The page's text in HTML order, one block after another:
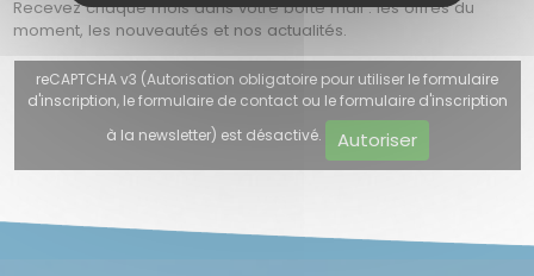
Recevez chaque mois dans votre boîte mail : les offres du
moment, les nouveautés et nos actualités.
reCAPTCHA v3 (Autorisation obligatoire pour utiliser le formulaire
d'inscription, le formulaire de contact ou le formulaire d'inscription
à la newsletter) est désactivé.
Autoriser